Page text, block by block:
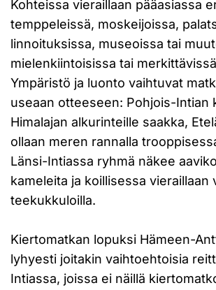
Kohteissa vieraillaan pääasiassa
temppeleissä, moskeijoissa,
linnoituksissa, museoissa tai
mielenkiintoisissa tai
Ympäristö ja luonto vaihtuvat
useaan otteeseen: Pohjois-Intian
Himalajan alkurinteille saakka,
ollaan meren rannalla
Länsi-Intiassa ryhmä näkee
kameleita ja koillisessa vieraillaan
teekukkuloilla.
Kiertomatkan lopuksi Hämeen-
lyhyesti joitakin vaihtoehtoisia
Intiassa, joissa ei näillä